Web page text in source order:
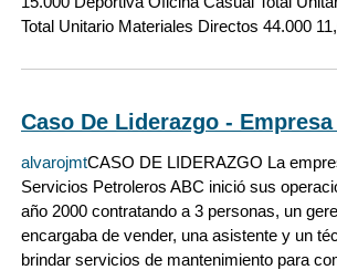
Total Unitario Materiales Directos 44.000
Caso De Liderazgo - Empresa
alvarojmtCASO DE LIDERAZGO La
Servicios Petroleros ABC inició sus
año 2000 contratando a 3 personas, un
encargaba de vender, una asistente y un
brindar servicios de mantenimiento para